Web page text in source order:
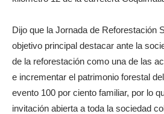
Dijo que la Jornada de Reforestación
objetivo principal destacar ante la
de la reforestación como una de las
e incrementar el patrimonio forestal
evento 100 por ciento familiar, por lo
invitación abierta a toda la sociedad